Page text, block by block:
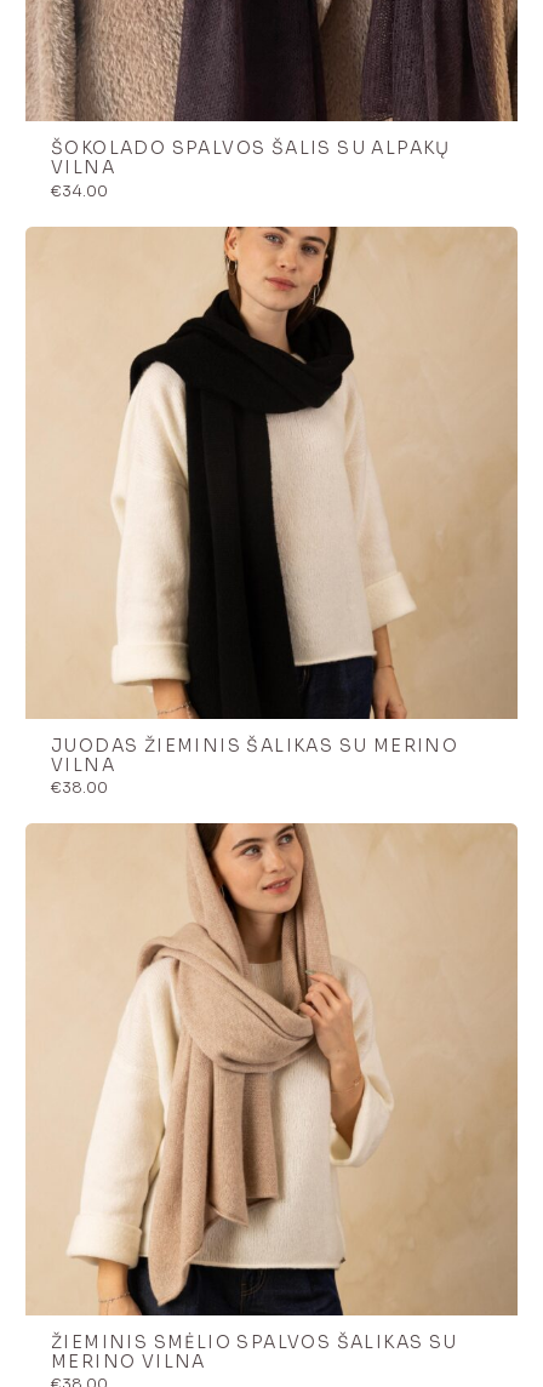
ŠOKOLADO SPALVOS ŠALIS SU ALPAKŲ
VILNA
€34.00
JUODAS ŽIEMINIS ŠALIKAS SU MERINO
VILNA
€38.00
ŽIEMINIS SMĖLIO SPALVOS ŠALIKAS SU
MERINO VILNA